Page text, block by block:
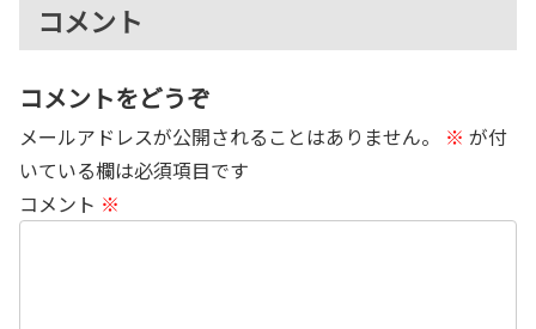
コメント
コメントをどうぞ
メールアドレスが公開されることはありません。 ※ が付
いている欄は必須項目です
コメント ※